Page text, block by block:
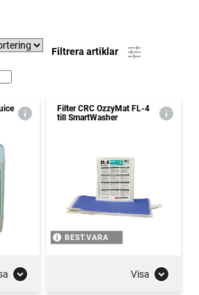
Filtrera artiklar
Filter CRC OzzyMat FL-4
till SmartWasher
BEST.VARA
Visa